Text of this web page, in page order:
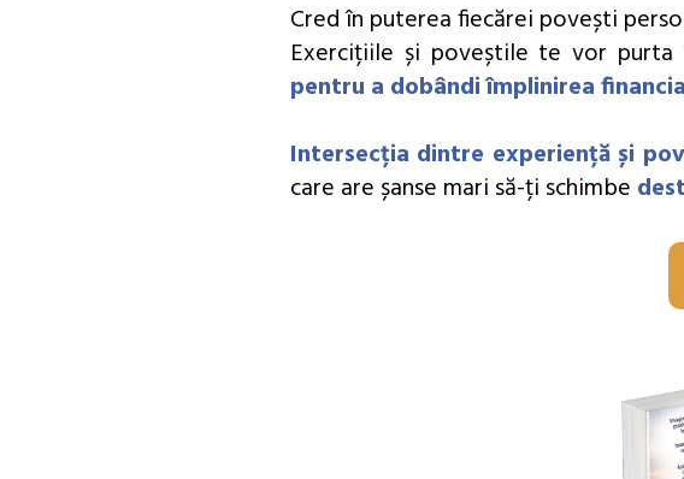
Cred în puterea fiecărei povești
Exercițiile și poveștile te vor
pentru a dobândi împlinirea
Intersecția dintre experiență și
care are șanse mari să-ți schimbe